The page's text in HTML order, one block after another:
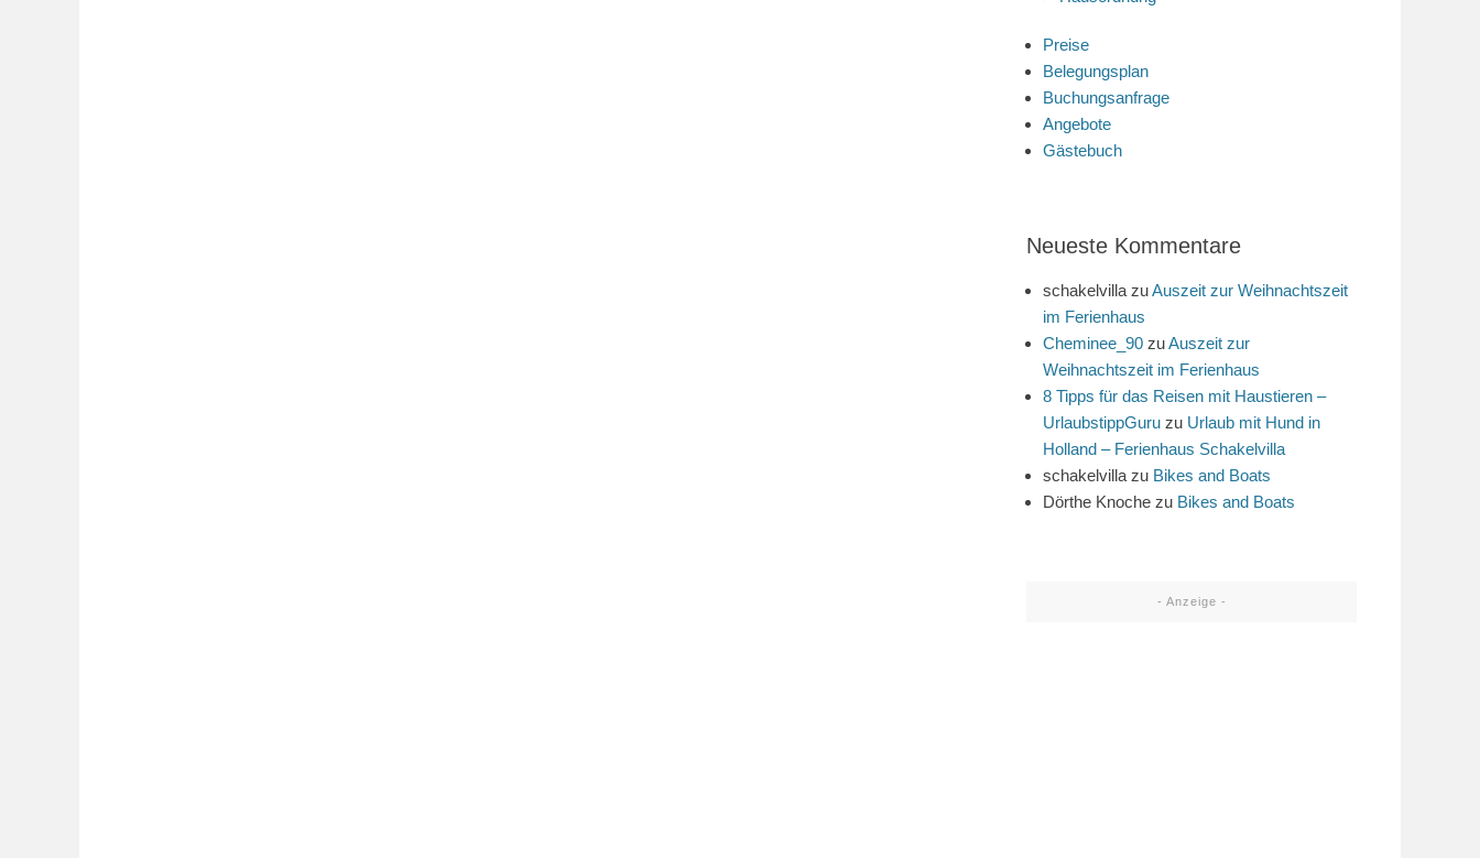
Preise
Belegungsplan
Buchungsanfrage
Angebote
Gästebuch
Neueste Kommentare
schakelvilla zuAuszeit zur Weihnachtszeit
im Ferienhaus
Cheminee_90 zuAuszeit zur
Weihnachtszeit im Ferienhaus
8 Tipps für das Reisen mit Haustieren –
UrlaubstippGuru zu Urlaub mit Hund in
Holland – Ferienhaus Schakelvilla
schakelvilla zu Bikes and Boats
Dörthe Knoche zu Bikes and Boats
- Anzeige -